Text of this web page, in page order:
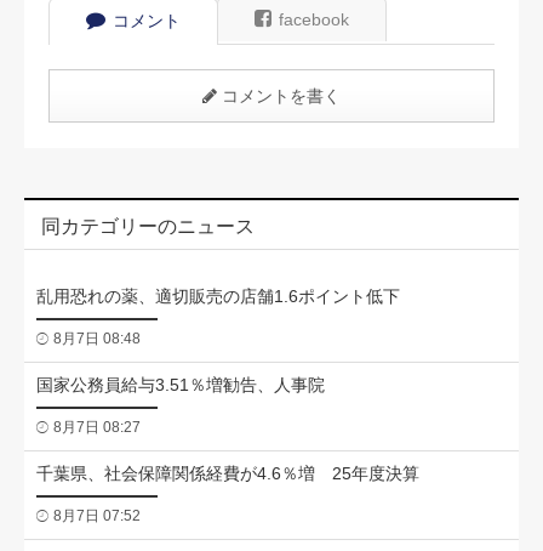
コメント facebook
コメントを書く
同カテゴリーのニュース
乱用恐れの薬、適切販売の店舗1.6ポイント低下
8月7日 08:48
国家公務員給与3.51％増勧告、人事院
8月7日 08:27
千葉県、社会保障関係経費が4.6％増 25年度決算
8月7日 07:52